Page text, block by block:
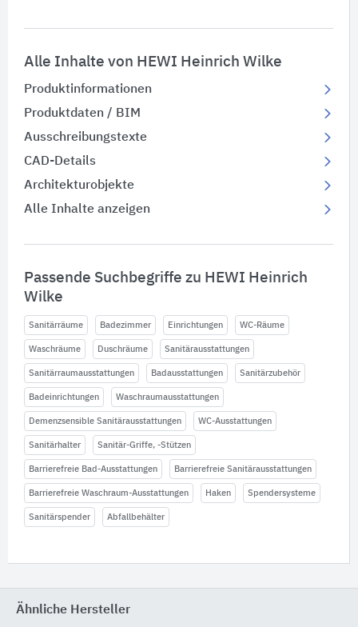
Alle Inhalte von HEWI Heinrich Wilke
Produktinformationen
Produktdaten / BIM
Ausschreibungstexte
CAD-Details
Architekturobjekte
Alle Inhalte anzeigen
Passende Suchbegriffe zu HEWI Heinrich
Wilke
Sanitärräume Badezimmer Einrichtungen WC-Räume
Waschräume Duschräume Sanitärausstattungen
Sanitärraumausstattungen Badausstattungen Sanitärzubehör
Badeinrichtungen Waschraumausstattungen
Demenzsensible Sanitärausstattungen WC-Ausstattungen
Sanitärhalter Sanitär-Griffe, -Stützen
Barrierefreie Bad-Ausstattungen Barrierefreie Sanitärausstattungen
Barrierefreie Waschraum-Ausstattungen Haken Spendersysteme
Sanitärspender Abfallbehälter
Ähnliche Hersteller